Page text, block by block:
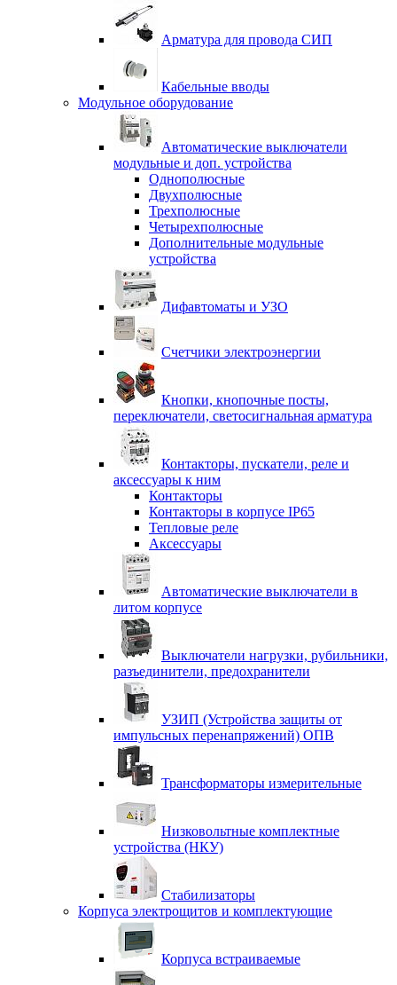
Арматура для провода СИП
Кабельные вводы
Модульное оборудование
Автоматические выключатели
модульные и доп. устройства
Однополюсные
Двухполюсные
Трехполюсные
Четырехполюсные
Дополнительные модульные
устройства
Дифавтоматы и УЗО
Счетчики электроэнергии
Кнопки, кнопочные посты,
переключатели, светосигнальная арматура
Контакторы, пускатели, реле и
аксессуары к ним
Контакторы
Контакторы в корпусе IP65
Тепловые реле
Аксессуары
Автоматические выключатели в
литом корпусе
Выключатели нагрузки, рубильники,
разъединители, предохранители
УЗИП (Устройства защиты от
импульсных перенапряжений) ОПВ
Трансформаторы измерительные
Низковольтные комплектные
устройства (НКУ)
Стабилизаторы
Корпуса электрощитов и комплектующие
Корпуса встраиваемые